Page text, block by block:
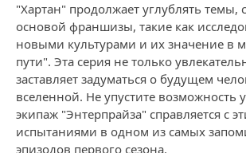
"Хартан" продолжает углублять темы,
основой франшизы, такие как
новыми культурами и их значение в
пути". Эта серия не только
заставляет задуматься о будущем
вселенной. Не упустите возможность
экипаж "Энтерпрайза" справляется с
испытаниями в одном из самых
эпизодов первого сезона.